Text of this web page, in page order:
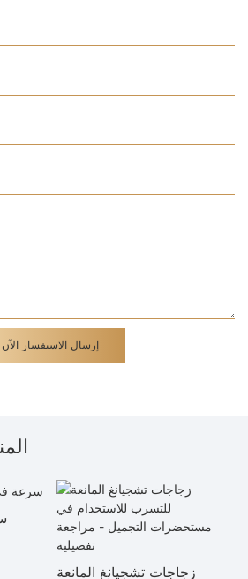
إرسال الاستفسار الآن
زجاجات تشجيانغ المانعة